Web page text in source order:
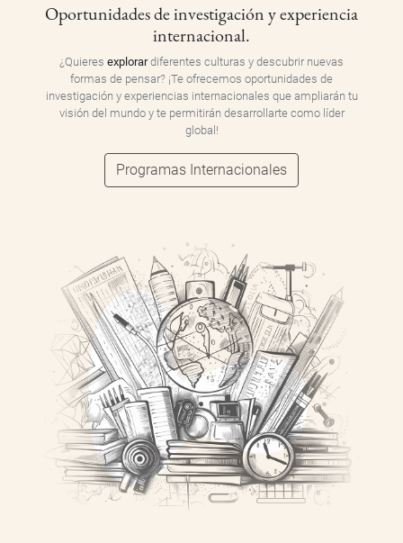
Oportunidades de investigación y experiencia
internacional.
¿Quieres explorardiferentes culturas y descubrir nuevas
formas de pensar? ¡Te ofrecemos oportunidades de
investigación y experiencias internacionales que ampliarán tu
visión del mundo y te permitirán desarrollarte como líder
global!
Programas Internacionales